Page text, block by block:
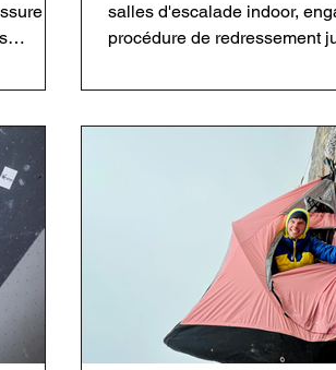
le
salles d'escalade indoor,
procédure de redressement
groupe assure que ses
maintenues. Cette décision
dans un contexte
difficile pour le secteur de
privée après plusieurs